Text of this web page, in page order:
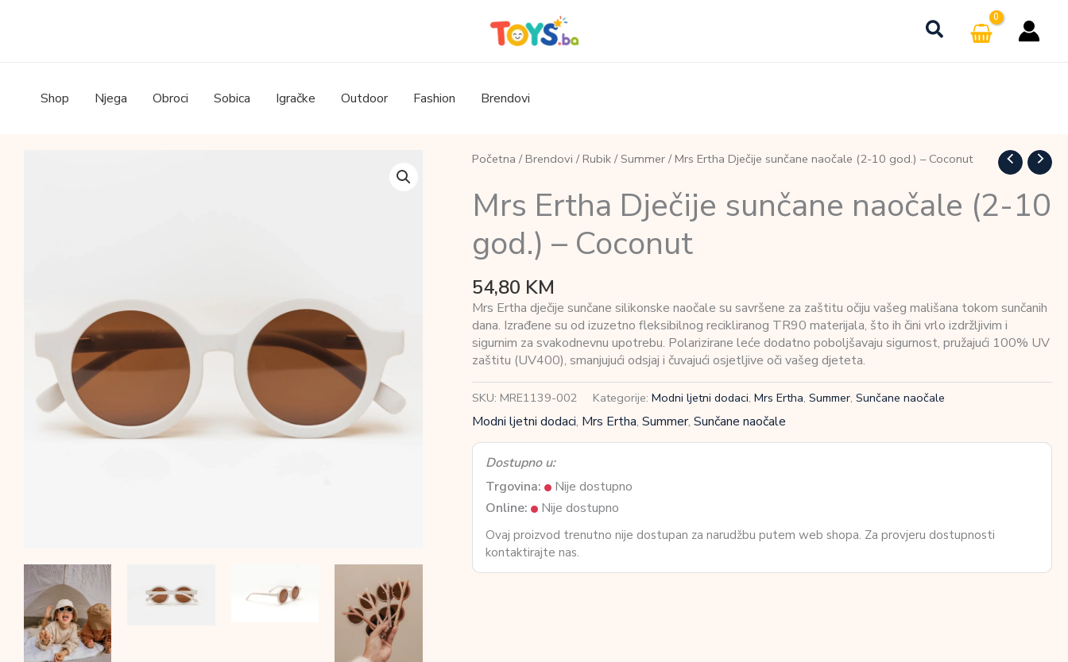
Shop Njega Obroci Sobica Igračke Outdoor Fashion Brendovi
Početna / Brendovi / Rubik/ Summer/ Mrs Ertha Dječije sunčane naočale (2-10 god.) – Coconut
Mrs Ertha Dječije sunčane naočale (2-10
god.) – Coconut
54,80 KM
Mrs Ertha dječije sunčane silikonske naočale su savršene za zaštitu očiju vašeg mališana tokom sunčanih
dana. Izrađene su od izuzetno fleksibilnog recikliranog TR90 materijala, što ih čini vrlo izdržljivim i
sigurnim za svakodnevnu upotrebu. Polarizirane leće dodatno poboljšavaju sigurnost, pružajući 100% UV
zaštitu (UV400), smanjujući odsjaj i čuvajući osjetljive oči vašeg djeteta.
SKU: MRE1139-002 Kategorije: Modni ljetni dodaci, Mrs Ertha, Summer, Sunčane naočale
Modni ljetni dodaci, Mrs Ertha, Summer, Sunčane naočale
Dostupno u:
Trgovina:
Nije dostupno
Online:
Nije dostupno
Ovaj proizvod trenutno nije dostupan za narudžbu putem web shopa. Za provjeru dostupnosti
kontaktirajte nas.